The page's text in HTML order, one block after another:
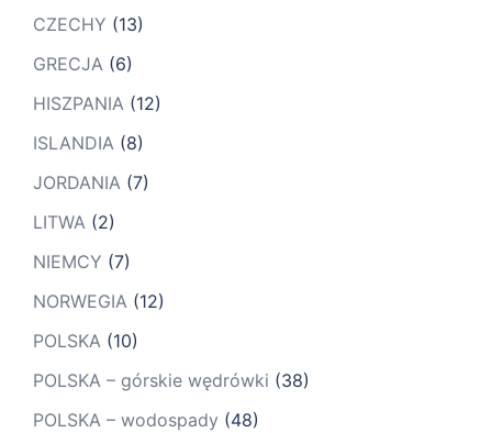
CZECHY (13)
GRECJA (6)
HISZPANIA (12)
ISLANDIA (8)
JORDANIA (7)
LITWA (2)
NIEMCY (7)
NORWEGIA (12)
POLSKA (10)
POLSKA – górskie wędrówki (38)
POLSKA – wodospady (48)